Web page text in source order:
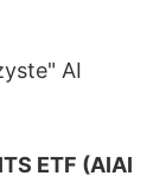
AI
ETF (AIAI